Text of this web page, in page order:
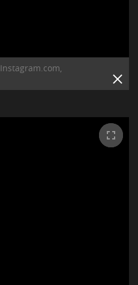
Instagram.com,